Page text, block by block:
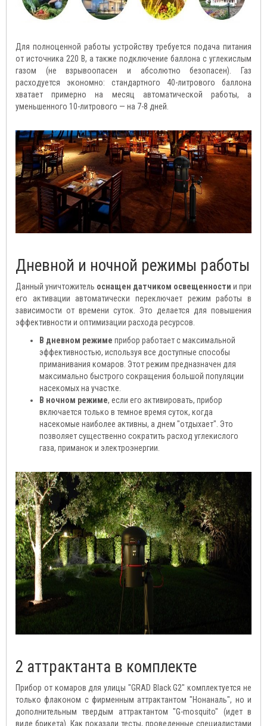
Для полноценной работы устройству требуется подача питания
от источника 220 В, а также подключение баллона с углекислым
газом (не взрывоопасен и абсолютно безопасен). Газ
расходуется экономно: стандартного 40-литрового баллона
хватает примерно на месяц автоматической работы, а
уменьшенного 10-литрового — на 7-8 дней.
Дневной и ночной режимы работы
Данный уничтожитель оснащен датчиком освещенности и при
его активации автоматически переключает режим работы в
зависимости от времени суток. Это делается для повышения
эффективности и оптимизации расхода ресурсов.
В дневном режиме прибор работает с максимальной
эффективностью, используя все доступные способы
приманивания комаров. Этот режим предназначен для
максимально быстрого сокращения большой популяции
насекомых на участке.
В ночном режиме, если его активировать, прибор
включается только в темное время суток, когда
насекомые наиболее активны, а днем "отдыхает". Это
позволяет существенно сократить расход углекислого
газа, приманок и электроэнергии.
2 аттрактанта в комплекте
Прибор от комаров для улицы "GRAD Black G2" комплектуется не
только флаконом с фирменным аттрактантом "Нонаналь", но и
дополнительным твердым аттрактантом "G-mosquito" (идет в
виде брикета). Как показали тесты, проведенные специалистами